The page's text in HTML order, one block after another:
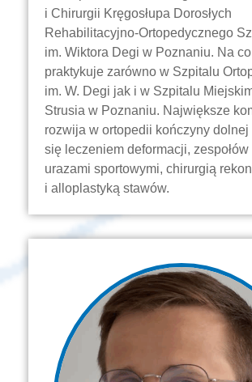
i Chirurgii Kręgosłupa Dorosłych
Rehabilitacyjno-Ortopedycznego
im. Wiktora Degi w Poznaniu. Na
praktykuje zarówno w Szpitalu
im. W. Degi jak i w Szpitalu
Strusia w Poznaniu. Największe
rozwija w ortopedii kończyny
się leczeniem deformacji,
urazami sportowymi, chirurgią
i alloplastyką stawów.